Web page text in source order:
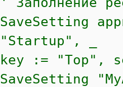
SaveSetting
"Startup", _
key := "Top",
SaveSetting